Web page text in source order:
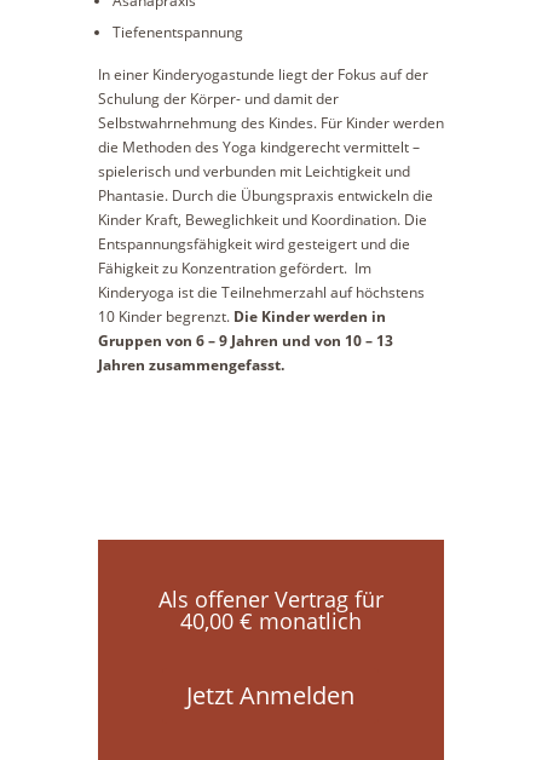
Tiefenentspannung
In einer Kinderyogastunde liegt der Fokus auf der
Schulung der Körper- und damit der
Selbstwahrnehmung des Kindes. Für Kinder werden
die Methoden des Yoga kindgerecht vermittelt –
spielerisch und verbunden mit Leichtigkeit und
Phantasie. Durch die Übungspraxis entwickeln die
Kinder Kraft, Beweglichkeit und Koordination. Die
Entspannungsfähigkeit wird gesteigert und die
Fähigkeit zu Konzentration gefördert. Im
Kinderyoga ist die Teilnehmerzahl auf höchstens
10 Kinder begrenzt. Die Kinder werden in
Gruppen von 6 – 9 Jahren und von 10 – 13
Jahren zusammengefasst.
Als offener Vertrag für
40,00 € monatlich
Jetzt Anmelden